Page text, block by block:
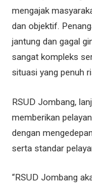
mengajak
dan objektif.
jantung dan gagal
sangat kompleks
situasi yang penuh
RSUD Jombang,
memberikan
dengan
serta standar
“RSUD Jombang